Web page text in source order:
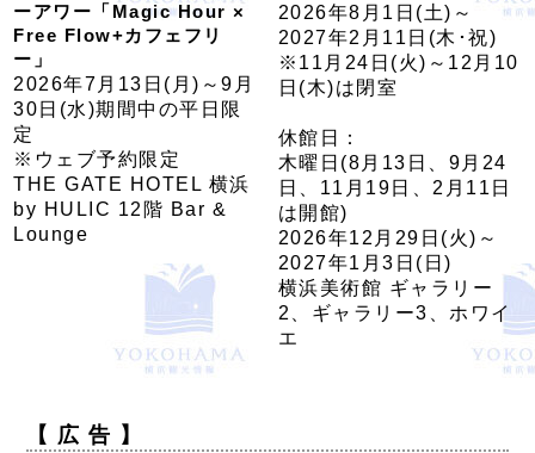
ーアワー「Magic Hour ×
Free Flow+カフェフリ
ー」
2026年7月13日(月)～9月
30日(水)期間中の平日限
定
※ウェブ予約限定
THE GATE HOTEL 横浜
by HULIC 12階 Bar &
Lounge
2026年8月1日(土)～
2027年2月11日(木･祝)
※11月24日(火)～12月10
日(木)は閉室
休館日：
木曜日(8月13日、9月24
日、11月19日、2月11日
は開館)
2026年12月29日(火)～
2027年1月3日(日)
横浜美術館 ギャラリー
2、ギャラリー3、ホワイ
エ
【 広 告 】